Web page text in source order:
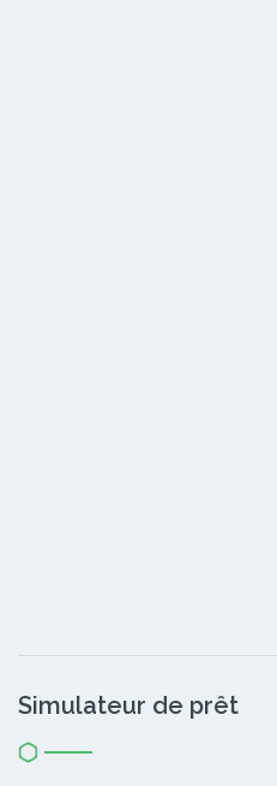
Simulateur de prêt